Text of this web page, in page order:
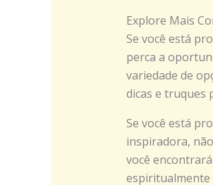
Explore Mais
Se você está
perca a
variedade de
dicas e truques
Se você está
inspiradora,
você
espiritualmente